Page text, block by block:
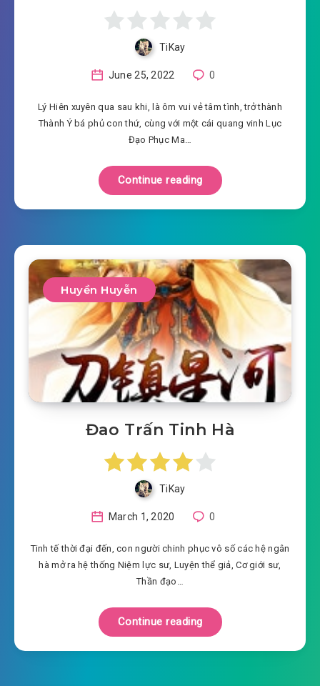
TiKay
June 25, 2022 0
Lý Hiên xuyên qua sau khi, là ôm vui vẻ tâm tình, trở thành
Thành Ý bá phủ con thứ, cùng với một cái quang vinh Lục
Đạo Phục Ma…
Continue reading
Huyền Huyễn
Đao Trấn Tinh Hà
TiKay
March 1, 2020 0
Tinh tế thời đại đến, con người chinh phục vô số các hệ ngân
hà mở ra hệ thống Niệm lực sư, Luyện thể giả, Cơ giới sư,
Thần đạo…
Continue reading